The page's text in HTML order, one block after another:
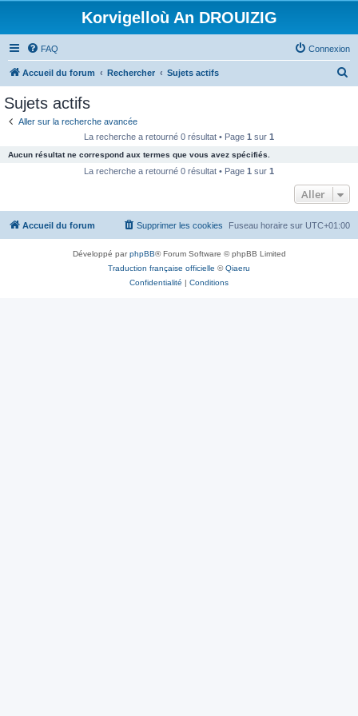
Korvigelloù An DROUIZIG
FAQ Connexion
Accueil du forum Rechercher Sujets actifs
c
e
Sujets actifs
Aller sur la recherche avancée
La recherche a retourné 0 résultat • Page 1 sur 1
Aucun résultat ne correspond aux termes que vous avez spécifiés.
La recherche a retourné 0 résultat • Page 1 sur 1
Aller
Accueil du forum Fuseau horaire sur UTC+01:00
Supprimer les cookies
Développé parphpBB® Forum Software © phpBB Limited
Traduction française officielle ©Qiaeru
Confidentialité | Conditions